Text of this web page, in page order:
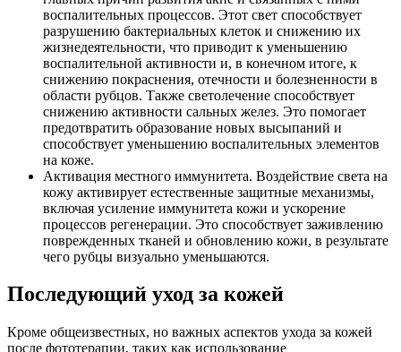
воспалительных процессов. Этот свет способствует
разрушению бактериальных клеток и снижению их
жизнедеятельности, что приводит к уменьшению
воспалительной активности и, в конечном итоге, к
снижению покраснения, отечности и болезненности в
области рубцов. Также светолечение способствует
снижению активности сальных желез. Это помогает
предотвратить образование новых высыпаний и
способствует уменьшению воспалительных элементов
на коже.
Активация местного иммунитета. Воздействие света на
кожу активирует естественные защитные механизмы,
включая усиление иммунитета кожи и ускорение
процессов регенерации. Это способствует заживлению
поврежденных тканей и обновлению кожи, в результате
чего рубцы визуально уменьшаются.
Последующий уход за кожей
Кроме общеизвестных, но важных аспектов ухода за кожей
после фототерапии, таких как использование